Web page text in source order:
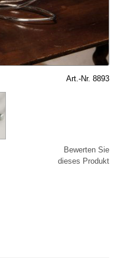
Art.-Nr. 8893
Bewerten Sie
dieses Produkt